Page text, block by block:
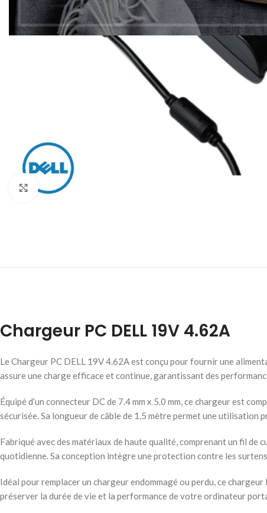
Click to enlarge
Chargeur PC DELL 19V 4.62A
Le Chargeur PC DELL 19V 4.62A est conçu pour fournir une
assure une charge efficace et continue, garantissant des
Équipé d’un connecteur DC de 7.4 mm x 5.0 mm, ce chargeur est
sécurisée. Sa longueur de câble de 1,5 mètre permet une utilisation
Fabriqué avec des matériaux de haute qualité, comprenant un fil de
quotidienne. Sa conception intègre une protection contre les
Idéal pour remplacer un chargeur endommagé ou perdu, ce
préserver la durée de vie et la performance de votre ordinateur